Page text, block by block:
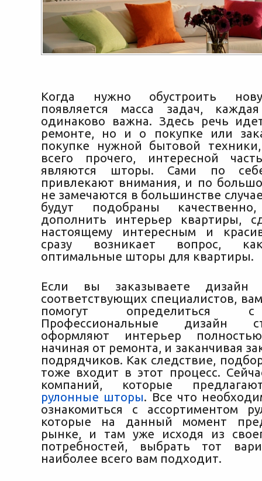
Когда нужно обустроить
появляется масса задач,
одинаково важна. Здесь речь
ремонте, но и о покупке или
покупке нужной бытовой
всего прочего, интересной
являются шторы. Сами по
привлекают внимания, и по
не замечаются в большинстве
будут подобраны
дополнить интерьер квартиры,
настоящему интересным и
сразу возникает вопрос,
оптимальные шторы для квартиры.
Если вы заказываете дизайн
соответствующих специалистов,
помогут определиться
Профессиональные дизайн
оформляют интерьер
начиная от ремонта, и заканчивая
подрядчиков. Как следствие,
тоже входит в этот процесс.
компаний, которые
рулонные шторы. Все что
ознакомиться с ассортиментом
которые на данный момент
рынке, и там уже исходя из
потребностей, выбрать тот
наиболее всего вам подходит.